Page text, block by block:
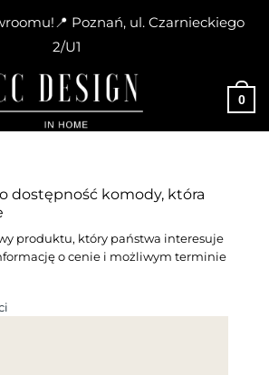
Poznań, ul. Czarnieckiego
2/U1
0
dostępność komody, która
produktu, który państwa interesuje
o cenie i możliwym terminie